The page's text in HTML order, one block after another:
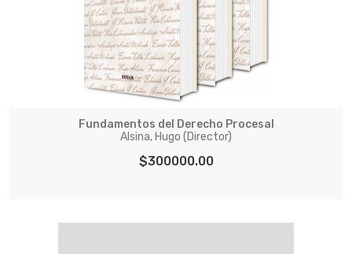
Fundamentos del Derecho Procesal
Alsina, Hugo (Director)
$300000.00